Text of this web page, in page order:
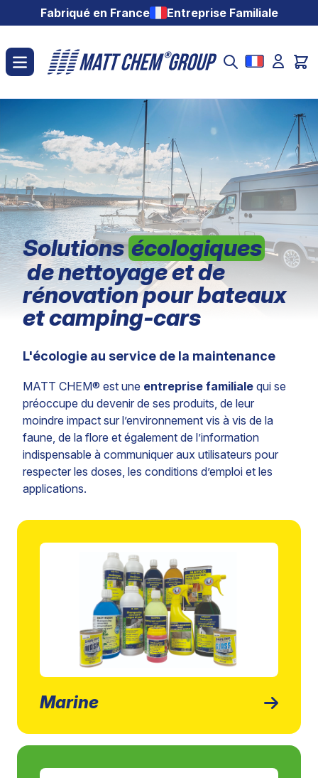
Aller au contenuFabriqué en France Entreprise Familiale
Solutionsécologiques
de nettoyage et de
rénovation pour bateaux
et camping-cars
L'écologie au service de la maintenance
MATT CHEM® est une entreprise familiale qui se
préoccupe du devenir de ses produits, de leur
moindre impact sur l’environnement vis à vis de la
faune, de la flore et également de l’information
indispensable à communiquer aux utilisateurs pour
respecter les doses, les conditions d’emploi et les
applications.
Marine